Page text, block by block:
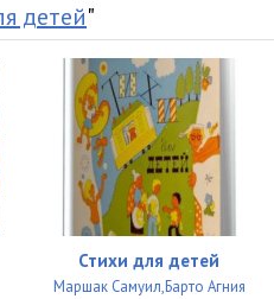
детей"
Стихи для детей
Маршак Самуил,Барто Агния